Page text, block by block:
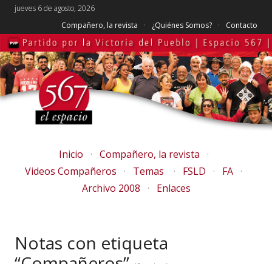
jueves 6 de agosto, 2026
Compañero, la revista
¿Quiénes Somos? Contacto
Inicio
Compañero, la revista
Videos Compañeros
Temas FSLD
FA
Archivo 2008
Enlaces
Notas con etiqueta